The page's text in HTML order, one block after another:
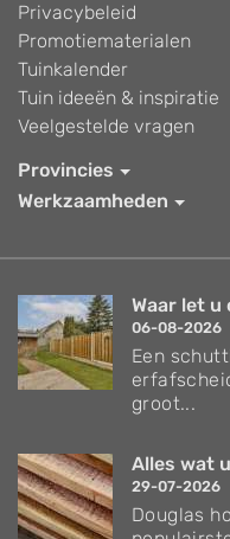
Privacybeleid
Promotiematerialen
Tuinkalender
Tuin ideeën & inspiratie
Veelgestelde vragen
Provincies
Werkzaamheden
Waar let u
06-08-2026
Een
groot...
Alles wat
29-07-2026
Douglas